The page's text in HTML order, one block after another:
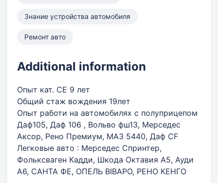
Знание устройства автомобиля
Ремонт авто
Additional information
Опыт кат. СЕ 9 лет
Общий стаж вождения 19лет
Опыт работи на автомобилях с полуприцепом
Даф105, Даф 106 , Вольво фш13, Мерседес
Аксор, Рено Премиум, МАЗ 5440, Даф CF
Легковые авто : Мерседес Спринтер,
Фольксваген Кадди, Шкода Октавия А5, Ауди
А6, САНТА ФЕ, ОПЕЛЬ ВІВАРО, РЕНО КЕНГО